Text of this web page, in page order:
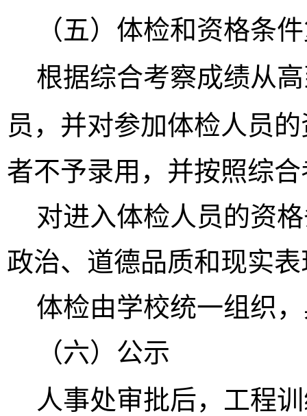
（五）体检和资格条
根据综合考察成绩从
员，并对参加体检人员
者不予录用，并按照综
对进入体检人员的资
政治、道德品质和现实
体检由学校统一组织
（六）公示
人事处审批后，工程